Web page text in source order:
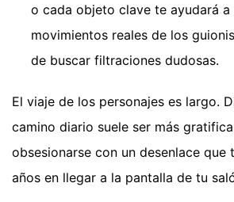
o cada objeto clave te ayudará
movimientos reales de los
de buscar filtraciones dudosas.
El viaje de los personajes es largo.
camino diario suele ser más
obsesionarse con un desenlace que
años en llegar a la pantalla de tu